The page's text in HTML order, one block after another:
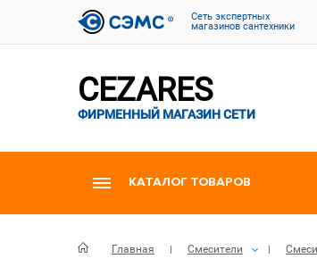
Cеть экспертных
магазинов сантехники
CEZARES
ФИРМЕННЫЙ МАГАЗИН СЕТИ
КАТАЛОГ ТОВАРОВ
Главная Смесители